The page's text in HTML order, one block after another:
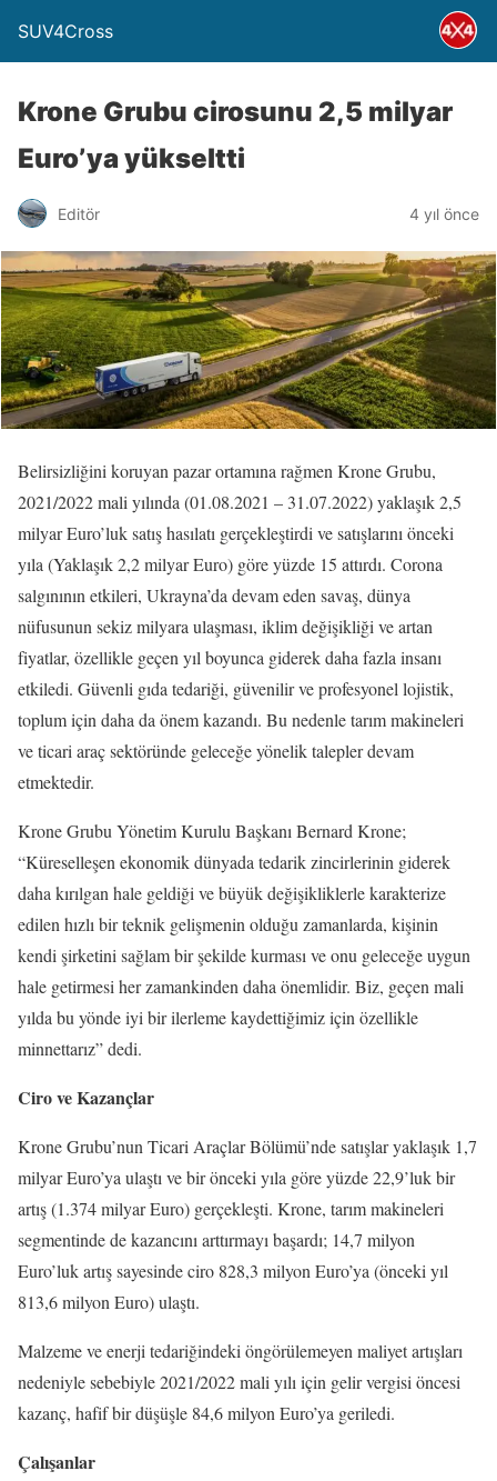
SUV4Cross
Krone Grubu cirosunu 2,5 milyar
Euro’ya yükseltti
Editör 4 yıl önce
Belirsizliğini koruyan pazar ortamına rağmen Krone Grubu,
2021/2022 mali yılında (01.08.2021 – 31.07.2022) yaklaşık 2,5
milyar Euro’luk satış hasılatı gerçekleştirdi ve satışlarını önceki
yıla (Yaklaşık 2,2 milyar Euro) göre yüzde 15 attırdı. Corona
salgınının etkileri, Ukrayna’da devam eden savaş, dünya
nüfusunun sekiz milyara ulaşması, iklim değişikliği ve artan
fiyatlar, özellikle geçen yıl boyunca giderek daha fazla insanı
etkiledi. Güvenli gıda tedariği, güvenilir ve profesyonel lojistik,
toplum için daha da önem kazandı. Bu nedenle tarım makineleri
ve ticari araç sektöründe geleceğe yönelik talepler devam
etmektedir.
Krone Grubu Yönetim Kurulu Başkanı Bernard Krone;
“Küreselleşen ekonomik dünyada tedarik zincirlerinin giderek
daha kırılgan hale geldiği ve büyük değişikliklerle karakterize
edilen hızlı bir teknik gelişmenin olduğu zamanlarda, kişinin
kendi şirketini sağlam bir şekilde kurması ve onu geleceğe uygun
hale getirmesi her zamankinden daha önemlidir. Biz, geçen mali
yılda bu yönde iyi bir ilerleme kaydettiğimiz için özellikle
minnettarız” dedi.
Ciro ve Kazançlar
Krone Grubu’nun Ticari Araçlar Bölümü’nde satışlar yaklaşık 1,7
milyar Euro’ya ulaştı ve bir önceki yıla göre yüzde 22,9’luk bir
artış (1.374 milyar Euro) gerçekleşti. Krone, tarım makineleri
segmentinde de kazancını arttırmayı başardı; 14,7 milyon
Euro’luk artış sayesinde ciro 828,3 milyon Euro’ya (önceki yıl
813,6 milyon Euro) ulaştı.
Malzeme ve enerji tedariğindeki öngörülemeyen maliyet artışları
nedeniyle sebebiyle 2021/2022 mali yılı için gelir vergisi öncesi
kazanç, hafif bir düşüşle 84,6 milyon Euro’ya geriledi.
Çalışanlar